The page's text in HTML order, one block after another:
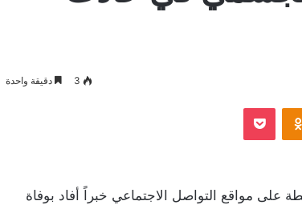
3 دقيقة واحدة
Odnoklassniki
‫Pocket
على مواقع التواصل الاجتماعي خبراً أفاد بوفاة